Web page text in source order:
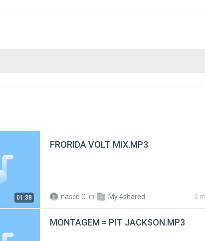
01:38
FRORIDA VOLT MIX.MP3
nascd G. in My 4shared 2
MONTAGEM = PIT JACKSON.MP3